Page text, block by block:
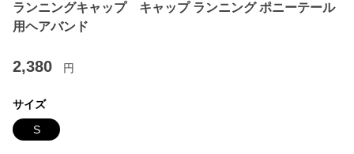
ランニングキャップ キャップ ランニング ポニーテール
用ヘアバンド
2,380 円
サイズ
S